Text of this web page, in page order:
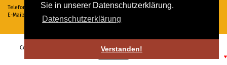
Sie in unserer Datenschutzerklärung.
Datenschutzerklärung
Verstanden!
Telefon:
06898 294862
E-Mail:
info@tiere-in-not-saar.de
Copyright © 2026 Tiere in Not Saar e.V. Alle Rechte vorbehalten. -
♥